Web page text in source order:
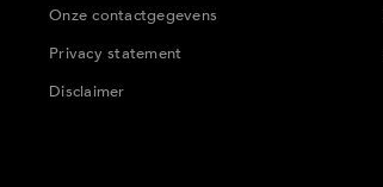
Onze contactgegevens
Privacy statement
Disclaimer